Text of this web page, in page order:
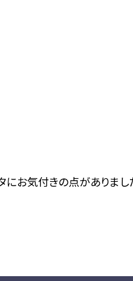
お気付きの点がありま